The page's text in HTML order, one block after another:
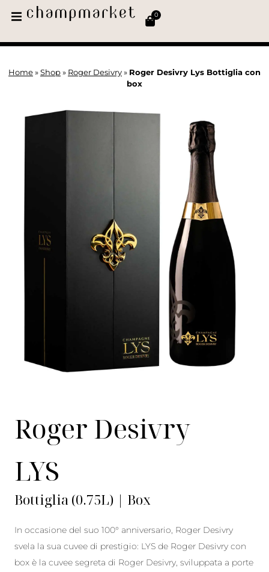
0
Home » Shop » Roger Desivry » Roger Desivry Lys Bottiglia con
box
Roger Desivry
LYS
Bottiglia (0.75L) | Box
In occasione del suo 100° anniversario, Roger Desivry
svela la sua cuvee di prestigio: LYS de Roger Desivry con
box è la cuvee segreta di Roger Desivry, sviluppata a porte